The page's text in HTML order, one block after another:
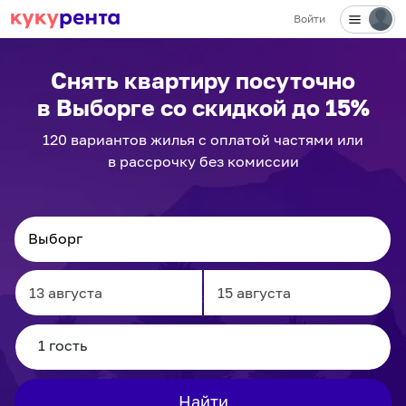
Войти
Снять квартиру посуточно
в Выборге со скидкой до 15%
120 вариантов жилья с оплатой частями или
в рассрочку без комиссии
Navigate
forward
to
interact
Navigate
to
interact
Найти
✕